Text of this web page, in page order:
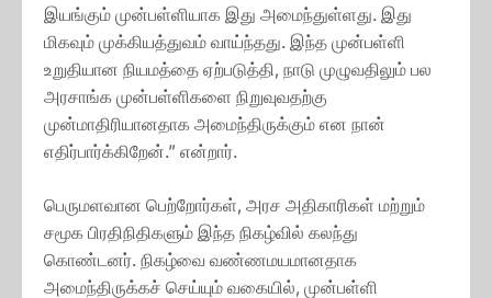
இயங்கும் முன்பள்ளியாக இது அமைந்துள்ளது. இது
மிகவும் முக்கியத்துவம் வாய்ந்தது. இந்த முன்பள்ளி
உறுதியான நியமத்தை ஏற்படுத்தி, நாடு முழுவதிலும் பல
அரசாங்க முன்பள்ளிகளை நிறுவுவதற்கு
முன்மாதிரியானதாக அமைந்திருக்கும் என நான்
எதிர்பார்க்கிறேன்.” என்றார்.
பெருமளவான பெற்றோர்கள், அரச அதிகாரிகள் மற்றும்
சமூக பிரதிநிதிகளும் இந்த நிகழ்வில் கலந்து
கொண்டனர். நிகழ்வை வண்ணமயமானதாக
அமைந்திருக்கச் செய்யும் வகையில், முன்பள்ளி